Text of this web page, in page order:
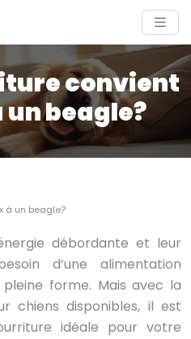
convient
beagle?
à un beagle?
débordante et leur
d’une alimentation
forme. Mais avec la
chiens disponibles, il est
idéale pour votre